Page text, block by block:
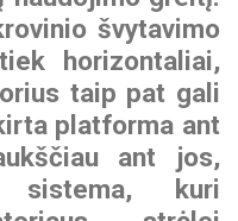
švytavimo
horizontaliai,
taip pat gali
platforma ant
ant jos,
sistema, kuri